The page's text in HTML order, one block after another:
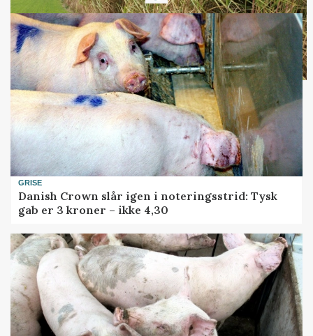
GRISE
Danish Crown slår igen i noteringsstrid: Tysk
gab er 3 kroner – ikke 4,30